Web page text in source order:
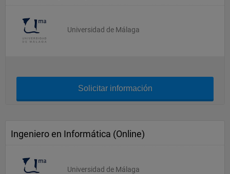
Universidad de Málaga
Solicitar información
Ingeniero en Informática (Online)
Universidad de Málaga